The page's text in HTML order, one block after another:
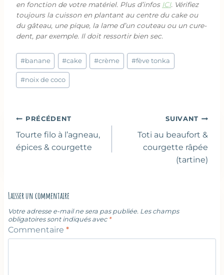
en fonction de votre matériel. Plus d’infos ICI. Vérifiez
toujours la cuisson en plantant au centre du cake ou
du gâteau, une pique, la lame d’un couteau ou un cure-
dent, par exemple. Il doit ressortir bien sec.
Étiquettes
de
la
#banane #cake #crème #fève tonka
#noix de coco
Navigation
de
l’article
PRÉCÉDENT
Tourte filo à l’agneau,
épices & courgette
SUIVANT
Toti au beaufort &
courgette râpée
(tartine)
Laisser un commentaire
Votre adresse e-mail ne sera pas publiée. Les champs
obligatoires sont indiqués avec *
Commentaire *